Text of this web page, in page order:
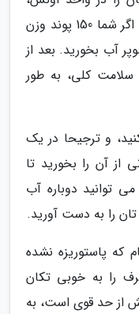
سوپر آب مصرف کنید. به عنوان مثال، اگر شما 150 پوند وزن
روزانه 75 اونس سوپر آب بخورید. بعد از
کلی، به طور
و ترجیحا در یک
از آن را بخورید تا
می توانید دوباره آب
را به دست آورید.
که پاستوریزه نشده
را به خوبی تکان
از حد قوی است، به